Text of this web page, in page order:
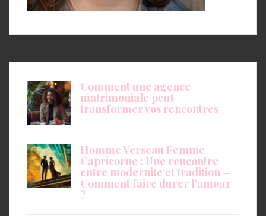
Comment une agence
matrimoniale peut
transformer vos rencontres
Homme Verseau Femme
Capricorne : Une rencontre
entre modernite et tradition –
Comment faire durer l’amour
?